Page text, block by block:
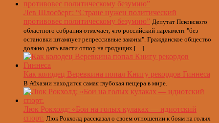
Лев Шлосберг: “Стране нужен политический
противовес политическому безумию” Депутат Псковского
областного собрания отмечает, что российский парламент "без
остановки штампует репрессивные законы". Гражданское общество
должно дать власти отпор на грядущих […]
Как колодец Веревкина попал Книгу рекордов Гиннеса
В Абхазии находится самая глубокая пещера в мире.
Люк Рокхолд: «Бои на голых кулаках — идиотский
спорт. Люк Рокхолд рассказал о своем отношении к боям на голых